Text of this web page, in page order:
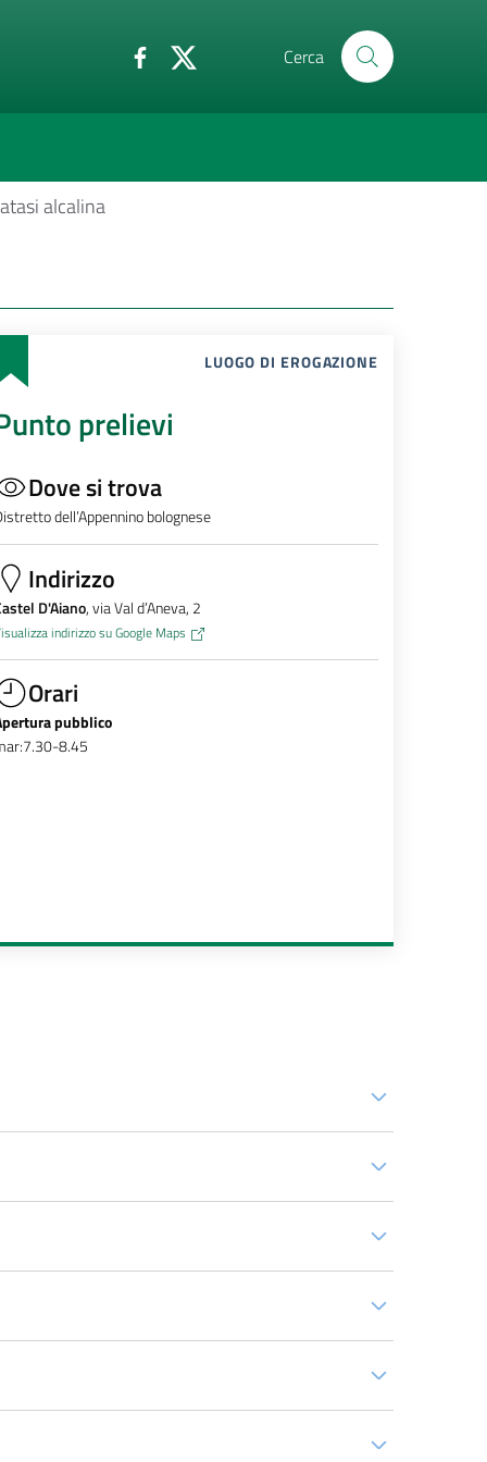
Cerca
alcalina
LUOGO DI EROGAZIONE
prelievi
Dove si trova
dell’Appennino bolognese
Indirizzo
D'Aiano, via Val d’Aneva, 2
indirizzo su Google Maps
Orari
pubblico
8.45